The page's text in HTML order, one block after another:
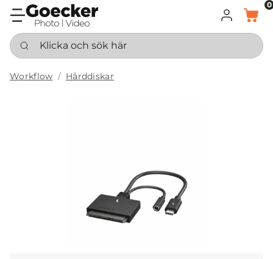
LOGGA IN
KORG
0
Klicka och sök här
Workflow Hårddiskar